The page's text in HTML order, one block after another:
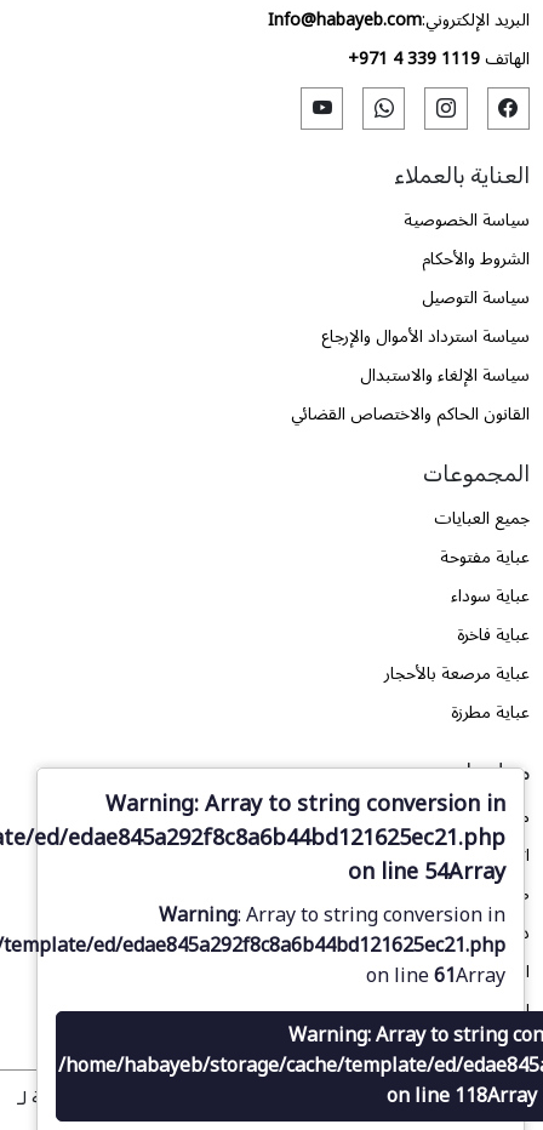
العناية بالعملاء
سياسة الخصوصية
الشروط والأحكام
سياسة التوصيل
سياسة استرداد الأموال والإرجاع
سياسة الإلغاء والاستبدال
القانون الحاكم والاختصاص القضائي
معلومات
من نحن
اتصل بنا
طلب تصميم
دليل المقاسات
المدونة
الأسئلة الشائعة
البريد الإلكتروني:Info@habayeb.com
الهاتف+971 4 339 1119
المجموعات
جميع العبايات
عباية مفتوحة
عباية سوداء
عباية فاخرة
عباية مرصعة بالأحجار
عباية مطرزة
© 2025 متجر حبايب الإلكتروني للعبايات. جميع الحقوق محفوظة لـ
Warning: Array to string conversion in
edae845a292f8c8a6b44bd121625ec21.php
on line54Array
Warning: Array to string conversion in
ed/edae845a292f8c8a6b44bd121625ec21.php
on line61Array
Warning: Array to string
/home/habayeb/storage/cache/template/ed/
on line118Array